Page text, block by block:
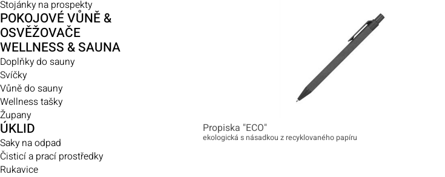
Stojánky na prospekty
POKOJOVÉ VŮNĚ &
OSVĚŽOVAČE
WELLNESS & SAUNA
Doplňky do sauny
Svíčky
Vůně do sauny
Wellness tašky
Župany
ÚKLID
Saky na odpad
Čisticí a prací prostředky
Rukavice
Propiska "ECO"
ekologická s násadkou z recyklovaného papíru